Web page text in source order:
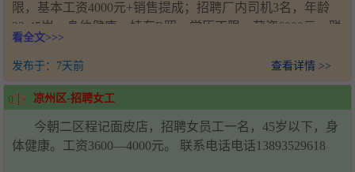
限，基本工资4000元+销售提成；招聘厂内司机3名，年龄
22-45岁，身体健康，持有B照，学历不限，薪资6000元。联
系人：王经理，电话：18993571920，工作地址：甘肃省武
威市凉州区新能源产业园
看全文>>>
发布于： 7天前 查看详情 >>
凉州区-招聘女工
今朝二区程记面皮店，招聘女员工一名，45岁以下，身
体健康。工资3600—4000元。 联系电话电话13893529618